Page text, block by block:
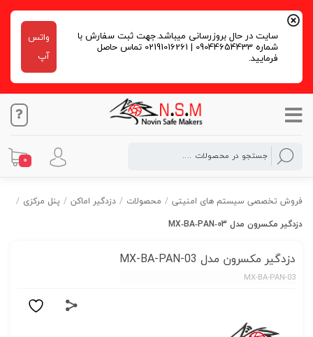
سایت در حال بروزرسانی میباشد.جهت ثبت سفارش با
شماره 09044654433 | 02191016261 تماس حاصل
فرمایید.
واتس
آپ
0
فروش تخصصی سیستم های امنیتی / محصولات / دزدگیر اماکن / پنل مرکزی /
دزدگیر مکسرون مدل MX‐BA‐PAN‐03
دزدگیر مکسرون مدل MX‐BA‐PAN‐03
MX‐BA‐PAN‐03